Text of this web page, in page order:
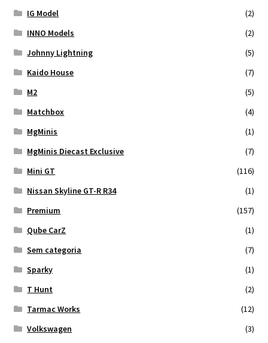
IG Model
(2)
INNO Models
(2)
Johnny Lightning
(5)
Kaido House
(7)
M2
(5)
Matchbox
(4)
MgMinis
(1)
MgMinis Diecast Exclusive
(7)
Mini GT
(116)
Nissan Skyline GT-R R34
(1)
Premium
(157)
Qube CarZ
(1)
Sem categoria
(7)
Sparky
(1)
T Hunt
(2)
Tarmac Works
(12)
Volkswagen
(3)